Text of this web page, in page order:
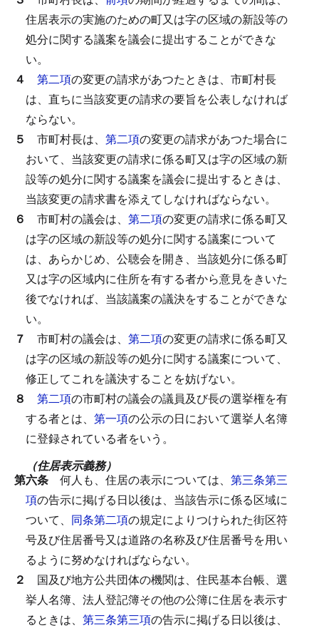
住居表示の実施のための町又は字の区域の新設等の
処分に関する議案を議会に提出することができな
い。
４ 第二項の変更の請求があつたときは、市町村長
は、直ちに当該変更の請求の要旨を公表しなければ
ならない。
５ 市町村長は、 第二項の変更の請求があつた場合に
おいて、当該変更の請求に係る町又は字の区域の新
設等の処分に関する議案を議会に提出するときは、
当該変更の請求書を添えてしなければならない。
６ 市町村の議会は、 第二項の変更の請求に係る町又
は字の区域の新設等の処分に関する議案について
は、あらかじめ、公聴会を開き、当該処分に係る町
又は字の区域内に住所を有する者から意見をきいた
後でなければ、当該議案の議決をすることができな
い。
７ 市町村の議会は、 第二項の変更の請求に係る町又
は字の区域の新設等の処分に関する議案について、
修正してこれを議決することを妨げない。
８ 第二項の市町村の議会の議員及び長の選挙権を有
する者とは、 第一項の公示の日において選挙人名簿
に登録されている者をいう。
（住居表示義務）
第六条 何人も、住居の表示については、 第三条第三
項の告示に掲げる日以後は、当該告示に係る区域に
ついて、 同条第二項の規定によりつけられた街区符
号及び住居番号又は道路の名称及び住居番号を用い
るように努めなければならない。
２ 国及び地方公共団体の機関は、住民基本台帳、選
挙人名簿、法人登記簿その他の公簿に住居を表示す
るときは、 第三条第三項の告示に掲げる日以後は、